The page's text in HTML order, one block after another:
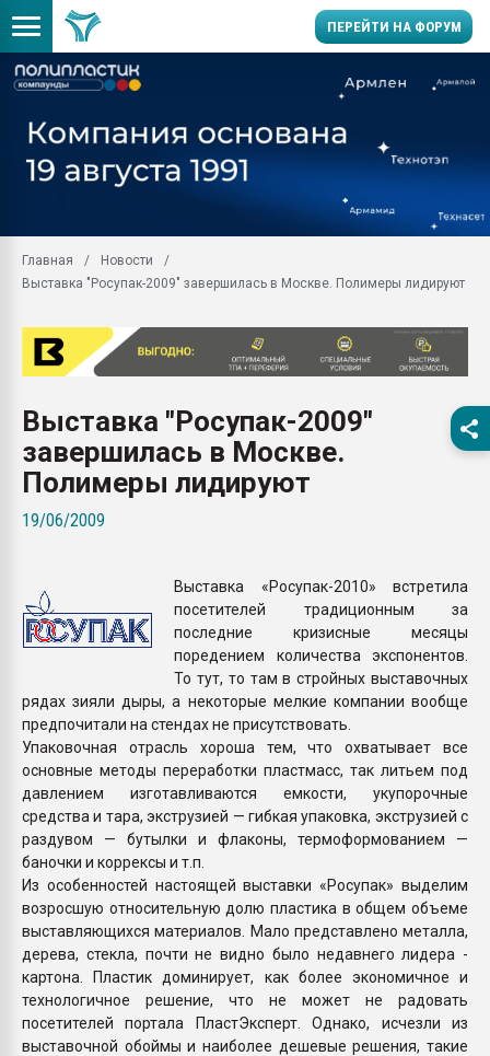
ПЕРЕЙТИ НА ФОРУМ
производство SPC
заводу пластмасс"
Подмосковье, Москва
28.07.2026
пластмасс
28.07.2026
ПЕРЕЙТИ НА
Главная
Новости
Выставка "Росупак-2009" завершилась в Москве. Полимеры лидируют
Выставка "Росупак-2009"
завершилась в Москве.
Полимеры лидируют
19/06/2009
Выставка «Росупак-2010» встретила
посетителей традиционным за
последние кризисные месяцы
поредением количества экспонентов.
То тут, то там в стройных выставочных
рядах зияли дыры, а некоторые мелкие компании вообще
предпочитали на стендах не присутствовать.
Упаковочная отрасль хороша тем, что охватывает все
основные методы переработки пластмасс, так литьем под
давлением изготавливаются емкости, укупорочные
средства и тара, экструзией — гибкая упаковка, экструзией с
раздувом — бутылки и флаконы, термоформованием —
баночки и коррексы и т.п.
Из особенностей настоящей выставки «Росупак» выделим
возросшую относительную долю пластика в общем объеме
выставляющихся материалов. Мало представлено металла,
дерева, стекла, почти не видно было недавнего лидера -
картона. Пластик доминирует, как более экономичное и
технологичное решение, что не может не радовать
посетителей портала ПластЭксперт. Однако, исчезли из
выставочной обоймы и наиболее дешевые решения, такие